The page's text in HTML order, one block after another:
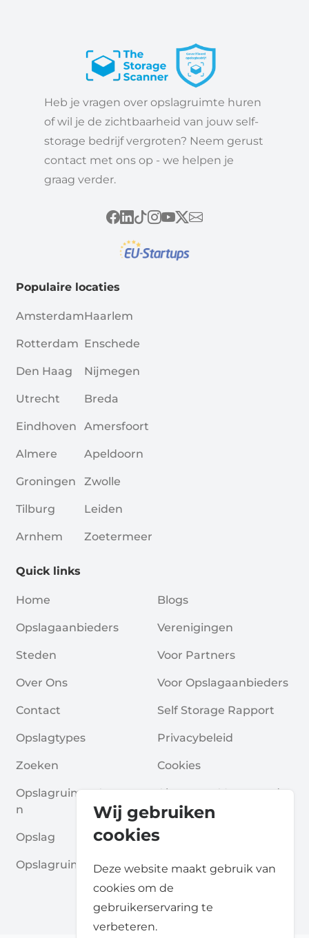
Wij gebruiken
cookies
Deze website maakt gebruik van
cookies om de
gebruikerservaring te
verbeteren.
Heb je vragen over opslagruimte huren
of wil je de zichtbaarheid van jouw self-
storage bedrijf vergroten? Neem gerust
contact met ons op - we helpen je
graag verder.
Populaire locaties
Amsterdam
Rotterdam
Den Haag
Utrecht
Eindhoven
Almere
Groningen
Tilburg
Arnhem
Haarlem
Enschede
Nijmegen
Breda
Amersfoort
Apeldoorn
Zwolle
Leiden
Zoetermeer
Quick links
Home
Opslagaanbieders
Steden
Over Ons
Contact
Opslagtypes
Zoeken
Opslagruimte Aanvrage
N
Opslag
Opslagruimte Gidsen
Blogs
Verenigingen
Voor Partners
Voor Opslagaanbieders
Self Storage Rapport
Privacybeleid
Cookies
Algemene Voorwaarde
N
Veelgestelde Vragen